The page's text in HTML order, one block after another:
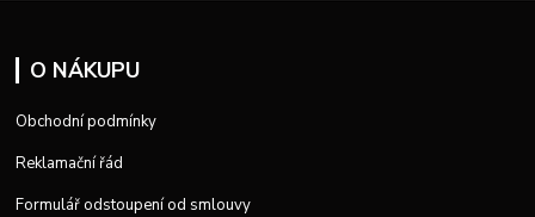
O NÁKUPU
Obchodní podmínky
Reklamační řád
Formulář odstoupení od smlouvy